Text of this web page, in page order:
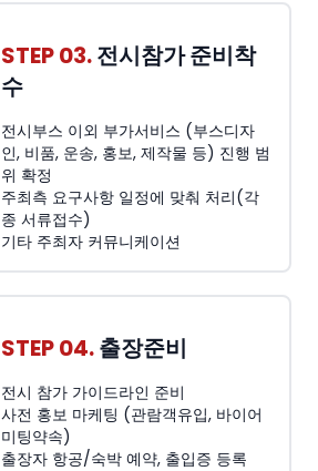
STEP 03.전시참가 준비착
수
전시부스 이외 부가서비스 (부스디자
인, 비품, 운송, 홍보, 제작물 등) 진행 범
위 확정
주최측 요구사항 일정에 맞춰 처리(각
종 서류접수)
기타 주최자 커뮤니케이션
STEP 04.출장준비
전시 참가 가이드라인 준비
사전 홍보 마케팅 (관람객유입, 바이어
미팅약속)
출장자 항공/숙박 예약, 출입증 등록